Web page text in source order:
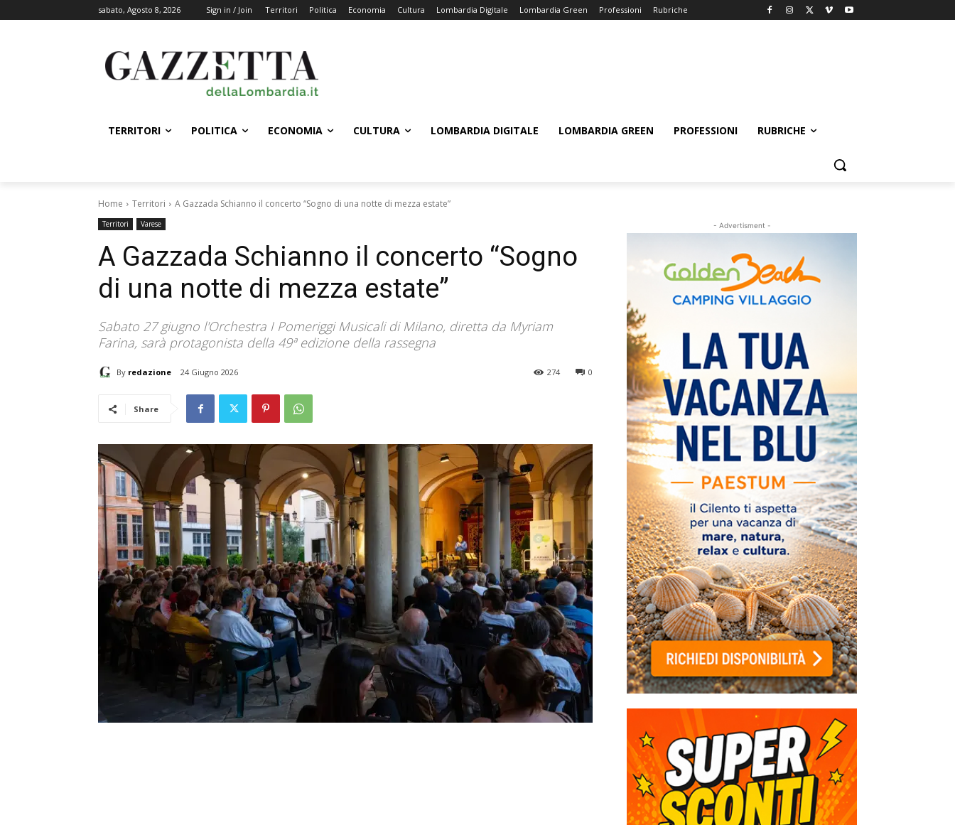
sabato, Agosto 8, 2026 Sign in / Join Territori Politica Economia Cultura Lombardia Digitale Lombardia Green Professioni Rubriche
TERRITORI POLITICA ECONOMIA CULTURA LOMBARDIA DIGITALE LOMBARDIA GREEN PROFESSIONI RUBRICHE
Home Territori A Gazzada Schianno il concerto “Sogno di una notte di mezza estate”
Territori Varese
A Gazzada Schianno il concerto “Sogno
di una notte di mezza estate”
Sabato 27 giugno l'Orchestra I Pomeriggi Musicali di Milano, diretta da Myriam
Farina, sarà protagonista della 49ª edizione della rassegna
By redazione 24 Giugno 2026 0
274
Share
- Advertisment -